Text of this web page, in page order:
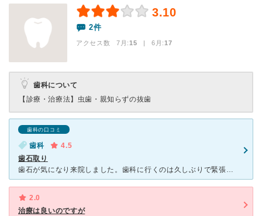
3.10
2件
アクセス数 7月:15 | 6月:17
歯科について
【診療・治療法】 虫歯・親知らずの抜歯
歯科の口コミ
歯科
4.5
歯石取り
歯石が気になり来院しました。歯科に行くのは久しぶりで緊張しましたが受付の方が感じが良く安心しました。 先生は丁寧な説明をされます。治療の手順も難しい言葉ではなくこちらも分かるように話されるので理解し
2.0
治療は良いのですが